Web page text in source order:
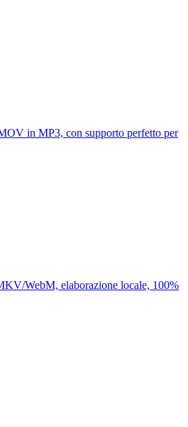
in MP3, con supporto perfetto per
WebM, elaborazione locale, 100%